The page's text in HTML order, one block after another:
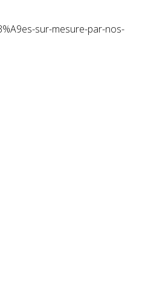
A9es-sur-mesure-par-nos-